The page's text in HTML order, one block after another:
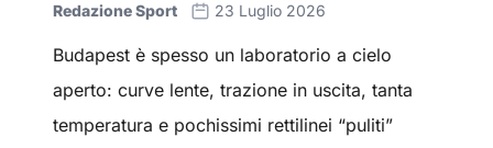
Redazione Sport 23 Luglio 2026
Budapest è spesso un laboratorio a cielo
aperto: curve lente, trazione in uscita, tanta
temperatura e pochissimi rettilinei “puliti”